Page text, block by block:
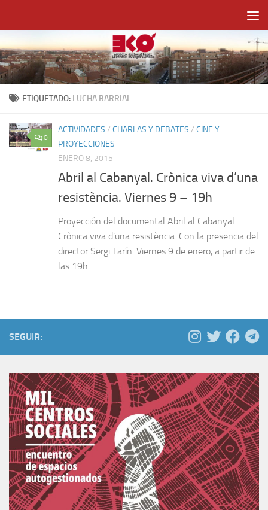
ETIQUETADO: LUCHA BARRIAL
0
ACTIVIDADES / CHARLAS Y DEBATES / CINE Y
PROYECCIONES
ENERO 8, 2015
Abril al Cabanyal. Crònica viva d’una
resistència. Viernes 9 – 19h
Proyección del documental Abril al Cabanyal.
Crònica viva d’una resistència. Con la presencia del
director Sergi Tarín. Viernes 9 de enero, a partir de
las 19h.
SEGUIR: